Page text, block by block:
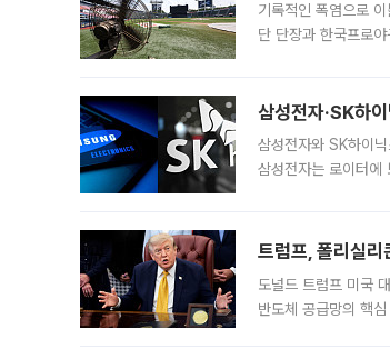
기록적인 폭염으로
단 단장과 한국프로
삼성전자·SK하
삼성전자와 SK하이닉스가 주
삼성전자는 로이터에
트럼프, 폴리실
도널드 트럼프 미국
반도체 공급망의 핵